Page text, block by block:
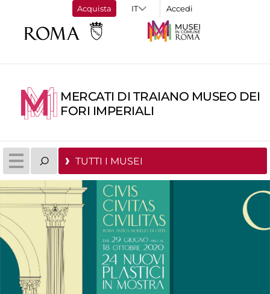
Acquista Accedi
MERCATI DI TRAIANO MUSEO DEI
FORI IMPERIALI
TUTTI I MUSEI